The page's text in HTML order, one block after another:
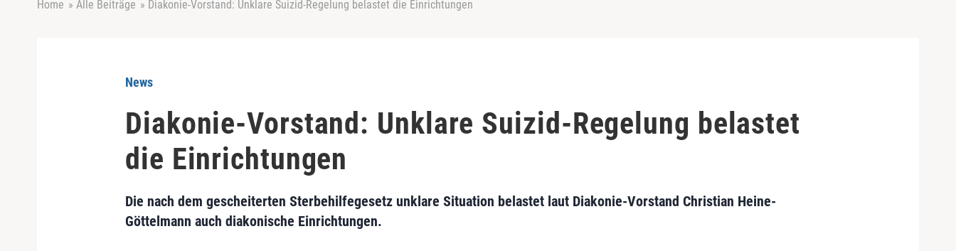
Home » Alle Beiträge » Diakonie-Vorstand: Unklare Suizid-Regelung belastet die Einrichtungen
News
Diakonie-Vorstand: Unklare Suizid-Regelung belastet
die Einrichtungen
Die nach dem gescheiterten Sterbehilfegesetz unklare Situation belastet laut Diakonie-Vorstand Christian Heine-
Göttelmann auch diakonische Einrichtungen.